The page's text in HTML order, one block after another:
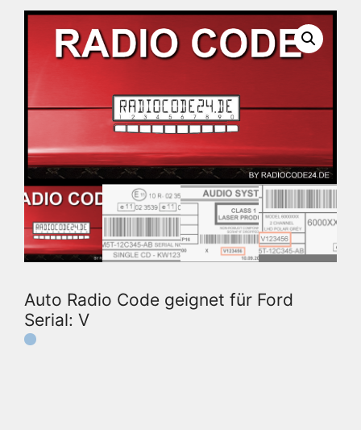
Auto Radio Code geignet für Ford
Serial: V